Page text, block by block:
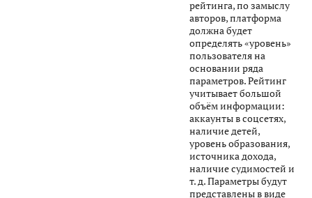
рейтинга, по замыслу
авторов, платформа
должна будет
определять «уровень»
пользователя на
основании ряда
параметров. Рейтинг
учитывает большой
объём информации:
аккаунты в соцсетях,
наличие детей,
уровень образования,
источника дохода,
наличие судимостей и
т. д. Параметры будут
представлены в виде